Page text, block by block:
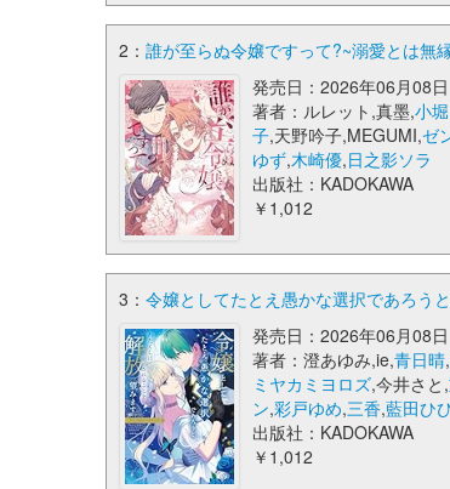
2： 誰が至らぬ令嬢ですって?~溺愛とは無
発売日：2026年06月08日
著者：ルレット,真墨,小
子,天野吟子,MEGUMI,ゼ
ゆず,木崎優,日之影ソラ
出版社：KADOKAWA
￥1,012
3： 令嬢としてたとえ愚かな選択であろう
発売日：2026年06月08日
著者：澄あゆみ,ie,青日晴,
ミヤカミヨロズ,今井さと,
ン,彩戸ゆめ,三香,藍田ひ
出版社：KADOKAWA
￥1,012